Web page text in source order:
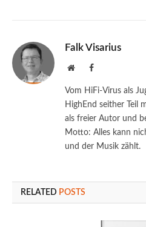
Falk Visarius
WebsiteFacebook
Vom HiFi-Virus als
HighEnd seither Teil
als freier Autor und
Motto: Alles kann
und der Musik zählt.
RELATED POSTS